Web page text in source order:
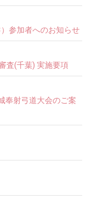
参加者へのお知らせ
査(千葉) 実施要項
奉射弓道大会のご案